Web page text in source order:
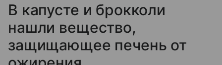
В капусте и брокколи
нашли вещество,
защищающее печень от